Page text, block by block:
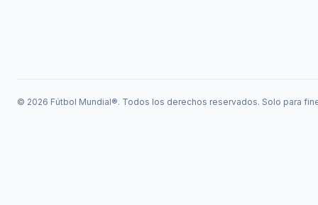
© 2026 Fútbol Mundial®. Todos los derechos reservados. Solo para